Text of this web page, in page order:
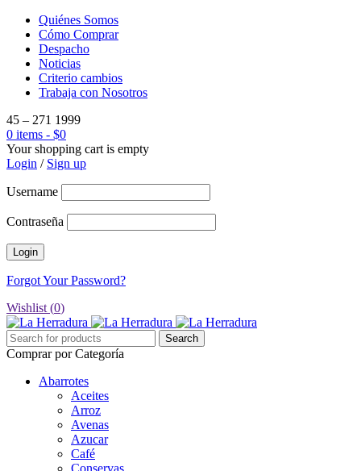
Quiénes Somos
Cómo Comprar
Despacho
Noticias
Criterio cambios
Trabaja con Nosotros
45 – 271 1999
0 items - $0
Your shopping cart is empty
Login / Sign up
Username
Contraseña
Forgot Your Password?
Wishlist (0)
Comprar por Categoría
Abarrotes
Aceites
Arroz
Avenas
Azucar
Café
Conservas